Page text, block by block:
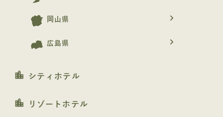
岡山県 navigate_next
広島県 navigate_next
location_city シティホテル
location_city リゾートホテル